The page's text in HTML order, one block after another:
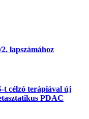
lapszámához
t célzó terápiával új
PDAC